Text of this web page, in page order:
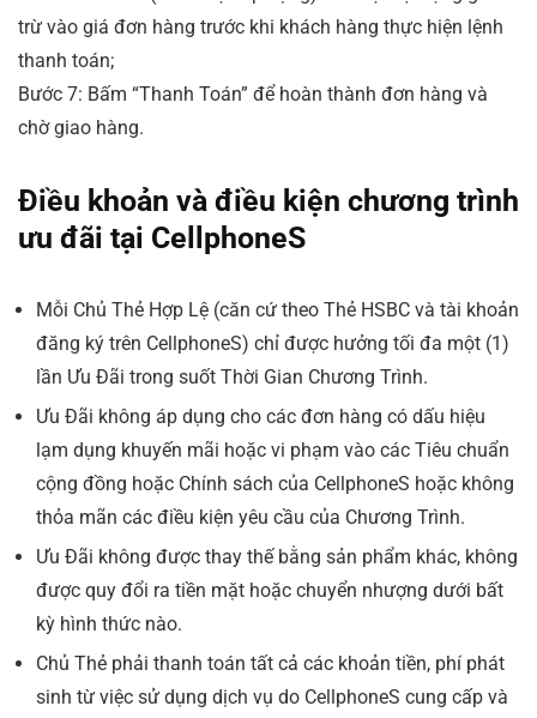
trừ vào giá đơn hàng trước khi khách hàng thực hiện lệnh
thanh toán;
Bước 7: Bấm “Thanh Toán” để hoàn thành đơn hàng và
chờ giao hàng.
Điều khoản và điều kiện chương trình
ưu đãi tại CellphoneS
Mỗi Chủ Thẻ Hợp Lệ (căn cứ theo Thẻ HSBC và tài khoản
đăng ký trên CellphoneS) chỉ được hưởng tối đa một (1)
lần Ưu Đãi trong suốt Thời Gian Chương Trình.
Ưu Đãi không áp dụng cho các đơn hàng có dấu hiệu
lạm dụng khuyến mãi hoặc vi phạm vào các Tiêu chuẩn
cộng đồng hoặc Chính sách của CellphoneS hoặc không
thỏa mãn các điều kiện yêu cầu của Chương Trình.
Ưu Đãi không được thay thế bằng sản phẩm khác, không
được quy đổi ra tiền mặt hoặc chuyển nhượng dưới bất
kỳ hình thức nào.
Chủ Thẻ phải thanh toán tất cả các khoản tiền, phí phát
sinh từ việc sử dụng dịch vụ do CellphoneS cung cấp và